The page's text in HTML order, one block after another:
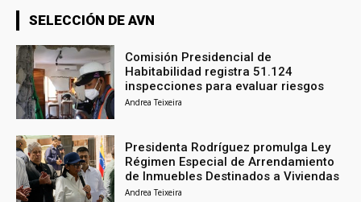
SELECCIÓN DE AVN
Comisión Presidencial de
Habitabilidad registra 51.124
inspecciones para evaluar riesgos
Andrea Teixeira
Presidenta Rodríguez promulga Ley
Régimen Especial de Arrendamiento
de Inmuebles Destinados a Viviendas
Andrea Teixeira